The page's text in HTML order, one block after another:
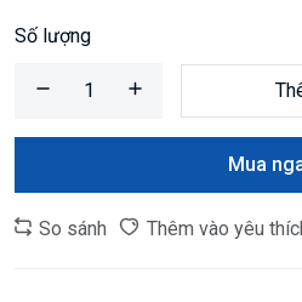
Số lượng
Mua
So sánh Thêm vào yêu